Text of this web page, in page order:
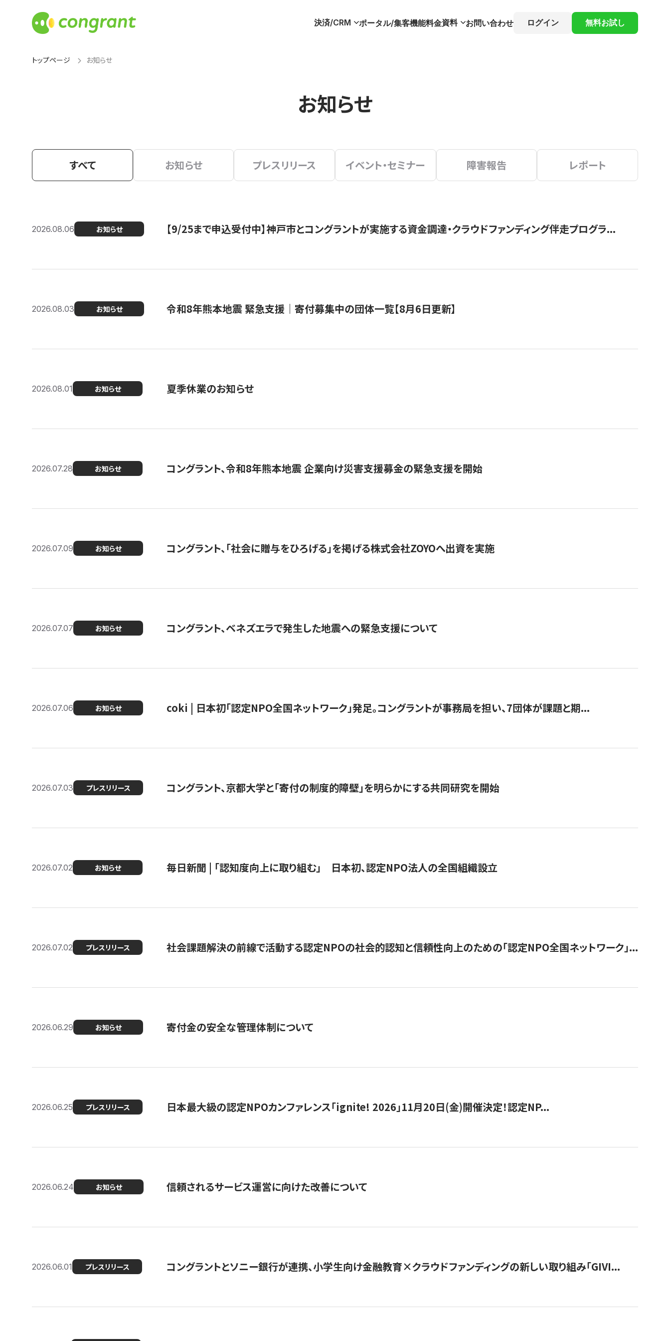
決済/CRM ポータル/集客機能料金資料 お問い合わせ ログイン 無料お試し
トップページ お知らせ
お知らせ
すべて お知らせ プレスリリース イベント・セミナー 障害報告 レポート
2026.08.06 お知らせ 【9/25まで申込受付中】神戸市とコングラントが実施する資金調達・クラウドファンディング伴走プログラ...
2026.08.03 お知らせ 令和8年熊本地震 緊急支援｜寄付募集中の団体一覧【8月6日更新】
2026.08.01 お知らせ 夏季休業のお知らせ
2026.07.28 お知らせ コングラント、令和8年熊本地震 企業向け災害支援募金の緊急支援を開始
2026.07.09 お知らせ コングラント、「社会に贈与をひろげる」を掲げる株式会社ZOYOへ出資を実施
2026.07.07 お知らせ コングラント、ベネズエラで発生した地震への緊急支援について
2026.07.06 お知らせ coki | 日本初「認定NPO全国ネットワーク」発足。コングラントが事務局を担い、7団体が課題と期...
2026.07.03 プレスリリース コングラント、京都大学と「寄付の制度的障壁」を明らかにする共同研究を開始
2026.07.02 お知らせ 毎日新聞 | 「認知度向上に取り組む」 日本初、認定NPO法人の全国組織設立
2026.07.02 プレスリリース 社会課題解決の前線で活動する認定NPOの社会的認知と信頼性向上のための「認定NPO全国ネットワーク」...
2026.06.29 お知らせ 寄付金の安全な管理体制について
2026.06.25 プレスリリース 日本最大級の認定NPOカンファレンス「ignite! 2026」11月20日(金)開催決定！認定NP...
2026.06.24 お知らせ 信頼されるサービス運営に向けた改善について
2026.06.01 プレスリリース コングラントとソニー銀行が連携、小学生向け金融教育×クラウドファンディングの新しい取り組み「GIVI...